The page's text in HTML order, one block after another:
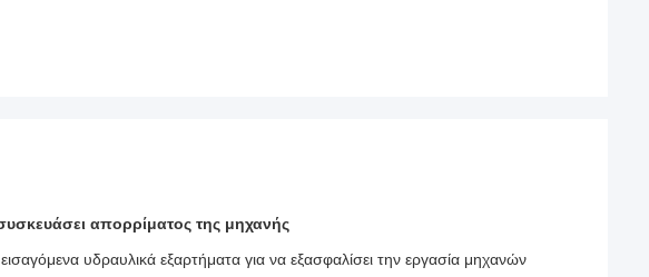
απορρίματος της μηχανής
υδραυλικά εξαρτήματα για να εξασφαλίσει την εργασία μηχανών